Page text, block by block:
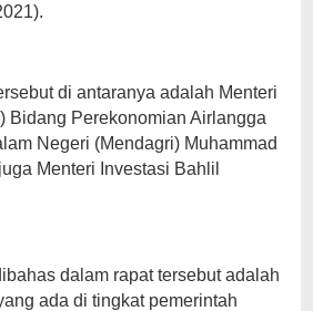
di antaranya adalah Menteri
Bidang Perekonomian Airlangga
Negeri (Mendagri) Muhammad
Menteri Investasi Bahlil
dalam rapat tersebut adalah
ada di tingkat pemerintah